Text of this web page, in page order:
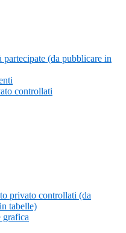
partecipate (da pubblicare in
controllati
privato controllati (da
tabelle)
grafica